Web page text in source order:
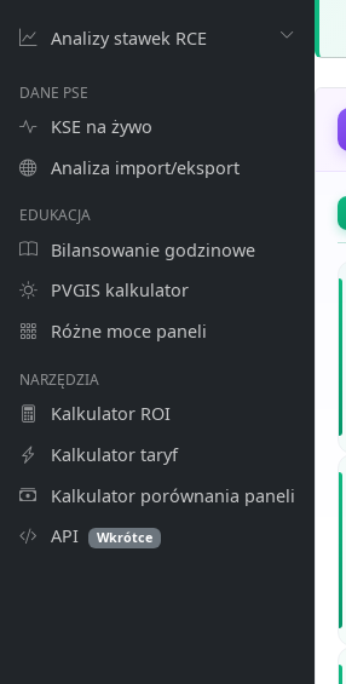
Analizy stawek RCE
DANE PSE
KSE na żywo
Analiza import/eksport
EDUKACJA
Bilansowanie godzinowe
PVGIS kalkulator
Różne moce paneli
NARZĘDZIA
Kalkulator ROI
Kalkulator taryf
Kalkulator porównania paneli
API
Wkrótce